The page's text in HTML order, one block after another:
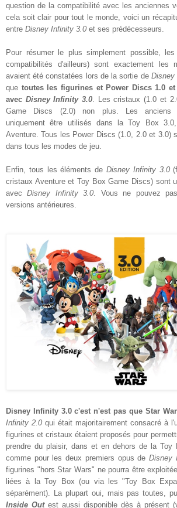
question de la compatibilité avec les anciennes
cela soit clair pour tout le monde, voici un
entre Disney Infinity 3.0 et ses prédécesseurs.
Pour résumer le plus simplement possible,
compatibilités d'ailleurs) sont exactement les
avaient été constatées lors de la sortie de Disney
que toutes les figurines et Power Discs 1.0
avec Disney Infinity 3.0 . Les cristaux (1.0 et
Game Discs (2.0) non plus. Les anciens
uniquement être utilisés dans la Toy Box
Aventure. Tous les Power Discs (1.0, 2.0 et 3.0)
dans tous les modes de jeu.
Enfin, tous les éléments de Disney Infinity 3.0
cristaux Aventure et Toy Box Game Discs) sont
avecDisney Infinity 3.0 . Vous ne pouvez
versions antérieures.
Disney Infinity 3.0 c'est n'est pas que Star
Infinity 2.0 qui était majoritairement consacré à
figurines et cristaux étaient proposés pour
prendre du plaisir, dans et en dehors de la
comme pour les deux premiers opus deDisney
figurines "hors Star Wars" ne pourra être
liées à la Toy Box (ou via les "Toy Box
séparément). La plupart oui, mais pas toutes,
Inside Outest aussi disponible dès à présent